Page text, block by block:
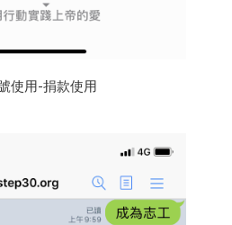
使用-捐款使用